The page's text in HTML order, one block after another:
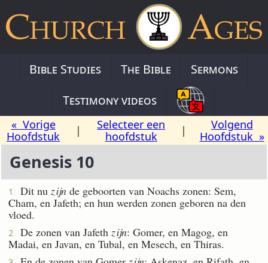
Bible Studies The Bible
Sermons
Testimony videos
« Vorige
Hoofdstuk
|
Selecteer een
hoofdstuk
|
Volgend
Hoofdstuk »
Genesis 10
1 Dit nu zijn de geboorten van Noachs zonen: Sem,
Cham, en Jafeth; en hun werden zonen geboren na den
vloed.
2 De zonen van Jafeth zijn: Gomer, en Magog, en
Madai, en Javan, en Tubal, en Mesech, en Thiras.